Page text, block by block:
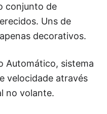
conjunto de
Uns de
decorativos.
Automático, sistema
velocidade através
no volante.